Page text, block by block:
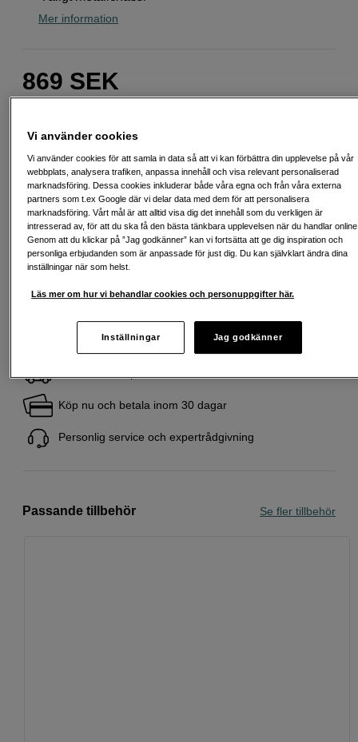
Mer information
869 SEK
Delbetala från 117 SEK/mån via
Exempel: 12 mån, 117 SEK/mån, totalt 1 899 SEK, effektiv ränta 0,00 %
Startavgift 495 SEK, aviavgift 45 SEK/mån tillkommer
Att låna kostar pengar!
Om du inte kan betala tillbaka skulden i tid
riskerar du en betalningsanmärkning. Det kan leda till svårigheter att få hyra
bostad, teckna abonnemang och få nya lån. För stöd, vänd dig till budget-
konsumentverket.se (öppnas i ny flik)
Köp nu och betala inom 30 dagar
Personlig service och expertrådgivning
Passande tillbehör Se fler tillbehör
Vi använder cookies
Vi använder cookies för att samla in data så att vi kan förbättra din upplevelse på vår
webbplats, analysera trafiken, anpassa innehåll och visa relevant personaliserad
marknadsföring. Dessa cookies inkluderar både våra egna och från våra externa
partners som t.ex Google där vi delar data med dem för att personalisera
marknadsföring. Vårt mål är att alltid visa dig det innehåll som du verkligen är
intresserad av, för att du ska få den bästa tänkbara upplevelsen när du handlar
Genom att du klickar på ”Jag godkänner” kan vi fortsätta att ge dig inspiration och
personliga erbjudanden som är anpassade för just dig. Du kan självklart ändra dina
inställningar när som helst.
Läs mer om hur vi behandlar cookies och personuppgifter här.
Inställningar Jag godkänner